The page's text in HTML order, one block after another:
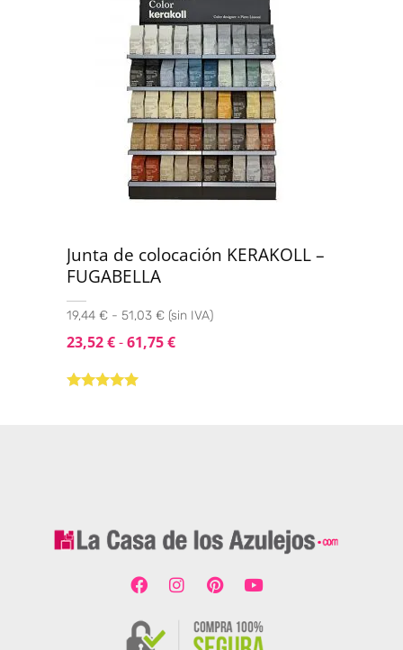
Junta de colocación KERAKOLL –
FUGABELLA
19,44 € - 51,03 € (sin IVA)
23,52€-61,75€